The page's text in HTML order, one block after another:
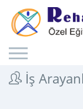
İş